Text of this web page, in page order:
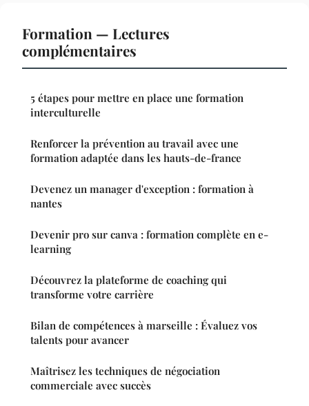
Formation — Lectures
complémentaires
5 étapes pour mettre en place une formation
interculturelle
Renforcer la prévention au travail avec une
formation adaptée dans les hauts-de-france
Devenez un manager d'exception : formation à
nantes
Devenir pro sur canva : formation complète en e-
learning
Découvrez la plateforme de coaching qui
transforme votre carrière
Bilan de compétences à marseille : Évaluez vos
talents pour avancer
Maîtrisez les techniques de négociation
commerciale avec succès